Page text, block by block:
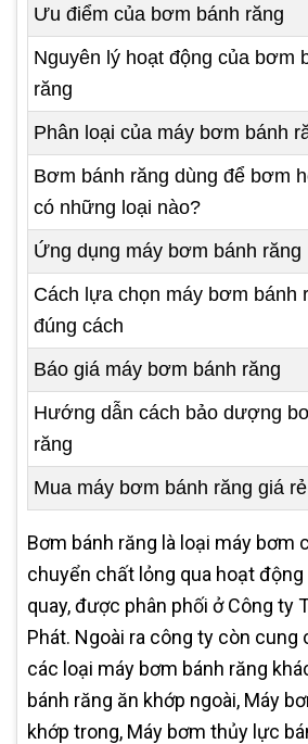
Ưu điểm của bơm bánh răng
Nguyên lý hoạt động của bơm
răng
Phân loại của máy bơm bánh
Bơm bánh răng dùng để bơm
có những loại nào?
Ứng dụng máy bơm bánh răng
Cách lựa chọn máy bơm bánh
đúng cách
Báo giá máy bơm bánh răng
Hướng dẫn cách bảo dượng
răng
Mua máy bơm bánh răng giá
Bơm bánh răng là loại máy bơm
chuyển chất lỏng qua hoạt động
quay, được phân phối ở Công ty
Phát. Ngoài ra công ty còn cung
các loại máy bơm bánh răng
bánh răng ăn khớp ngoài, Máy
khớp trong, Máy bơm thủy lực